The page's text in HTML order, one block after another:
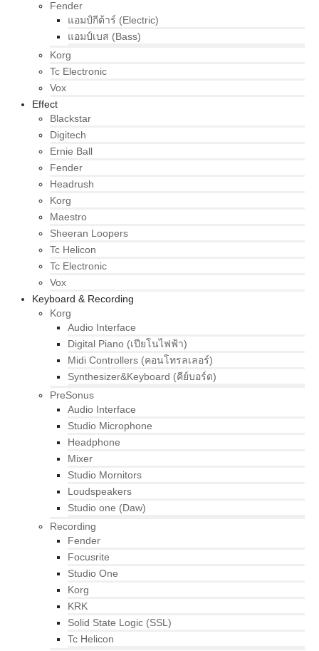
Fender
แอมป์กีต้าร์ (Electric)
แอมป์เบส (Bass)
Korg
Tc Electronic
Vox
Effect
Blackstar
Digitech
Ernie Ball
Fender
Headrush
Korg
Maestro
Sheeran Loopers
Tc Helicon
Tc Electronic
Vox
Keyboard & Recording
Korg
Audio Interface
Digital Piano (เปียโนไฟฟ้า)
Midi Controllers (คอนโทรลเลอร์)
Synthesizer&Keyboard (คีย์บอร์ด)
PreSonus
Audio Interface
Studio Microphone
Headphone
Mixer
Studio Mornitors
Loudspeakers
Studio one (Daw)
Recording
Fender
Focusrite
Studio One
Korg
KRK
Solid State Logic (SSL)
Tc Helicon